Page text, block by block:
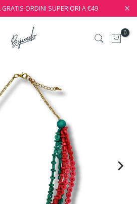
ORDINI SUPERIORI A €49
0